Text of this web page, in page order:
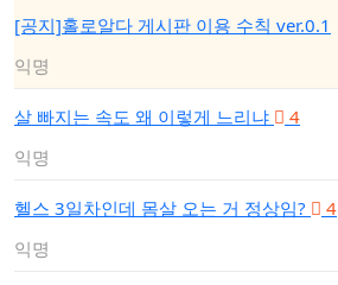
[공지]홀로알다 게시판 이용 수칙 ver.0.1
익명
살 빠지는 속도 왜 이렇게 느리냐
4
익명
헬스 3일차인데 몸살 오는 거 정상임?
4
익명